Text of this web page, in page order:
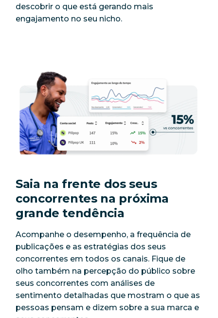
descobrir o que está gerando mais
engajamento no seu nicho.
Saia na frente dos seus
concorrentes na próxima
grande tendência
Acompanhe o desempenho, a frequência de
publicações e as estratégias dos seus
concorrentes em todos os canais. Fique de
olho também na percepção do público sobre
seus concorrentes com análises de
sentimento detalhadas que mostram o que as
pessoas pensam e dizem sobre a sua marca e